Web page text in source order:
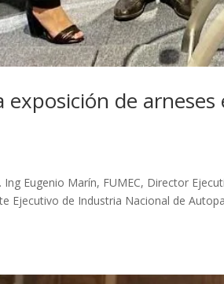
de arneses
Eugenio Marín, FUMEC, Director
Ejecutivo de Industria Nacional de